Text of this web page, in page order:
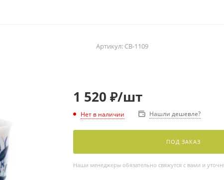
Артикул: CB-1109
1 520 ₽/шт
Нет в наличии Нашли дешевле?
ПОД ЗАКАЗ
Наши менеджеры обязательно свяжутся с вами и